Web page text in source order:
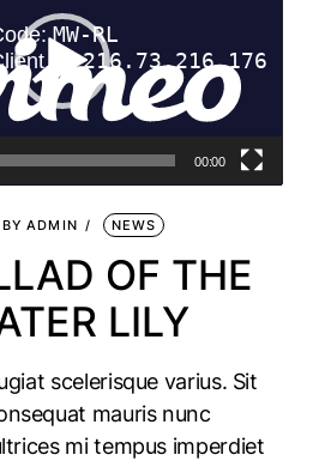
00:00
BY ADMIN NEWS
OF THE
LILY
scelerisque varius. Sit
mauris nunc
mi tempus imperdiet